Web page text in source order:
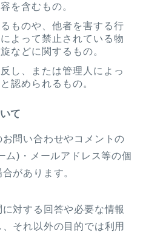
を含むもの。
ものや、他者を害する行
よって禁止されている物
などに関するもの。
し、または管理人によっ
認められるもの。
て
問い合わせやコメントの
ム)・メールアドレス等の個
があります。
対する回答や必要な情報
それ以外の目的では利用